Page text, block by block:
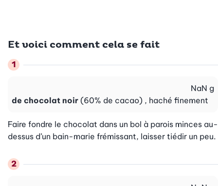
Et voici comment cela se fait
de chocolat noir (60% de cacao) , haché finement
NaN g
Faire fondre le chocolat dans un bol à parois minces au-
dessus d’un bain-marie frémissant, laisser tiédir un peu.